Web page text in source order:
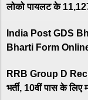
लोको पायलट के
India Post GDS
Bharti Form
RRB Group D
भर्ती, 10वीं पास के लिए